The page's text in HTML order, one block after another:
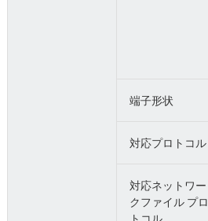
端子形状
対応プロトコル
対応ネットワー
クファイル プロ